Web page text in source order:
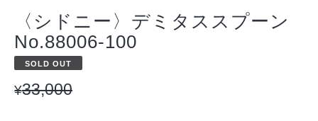
〈シドニー〉デミタススプーン
No.88006-100
SOLD OUT
¥33,000